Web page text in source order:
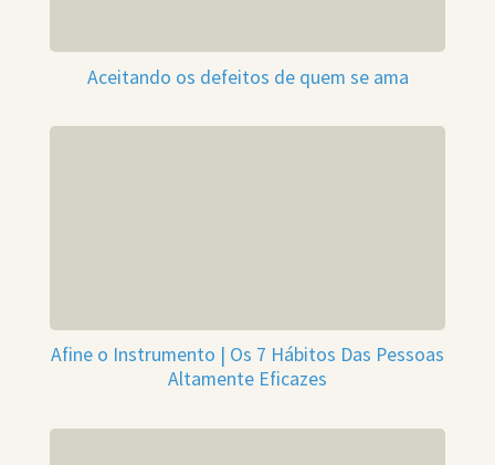
Aceitando os defeitos de quem se ama
Afine o Instrumento | Os 7 Hábitos Das Pessoas
Altamente Eficazes